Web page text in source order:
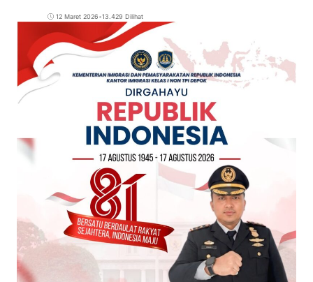
12 Maret 2026•13.429 Dilihat